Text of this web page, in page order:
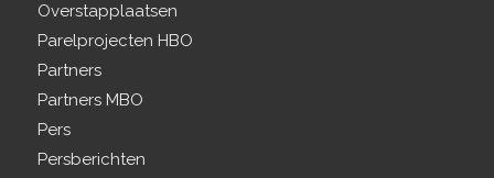
Overstapplaatsen
Parelprojecten HBO
Partners
Partners MBO
Pers
Persberichten